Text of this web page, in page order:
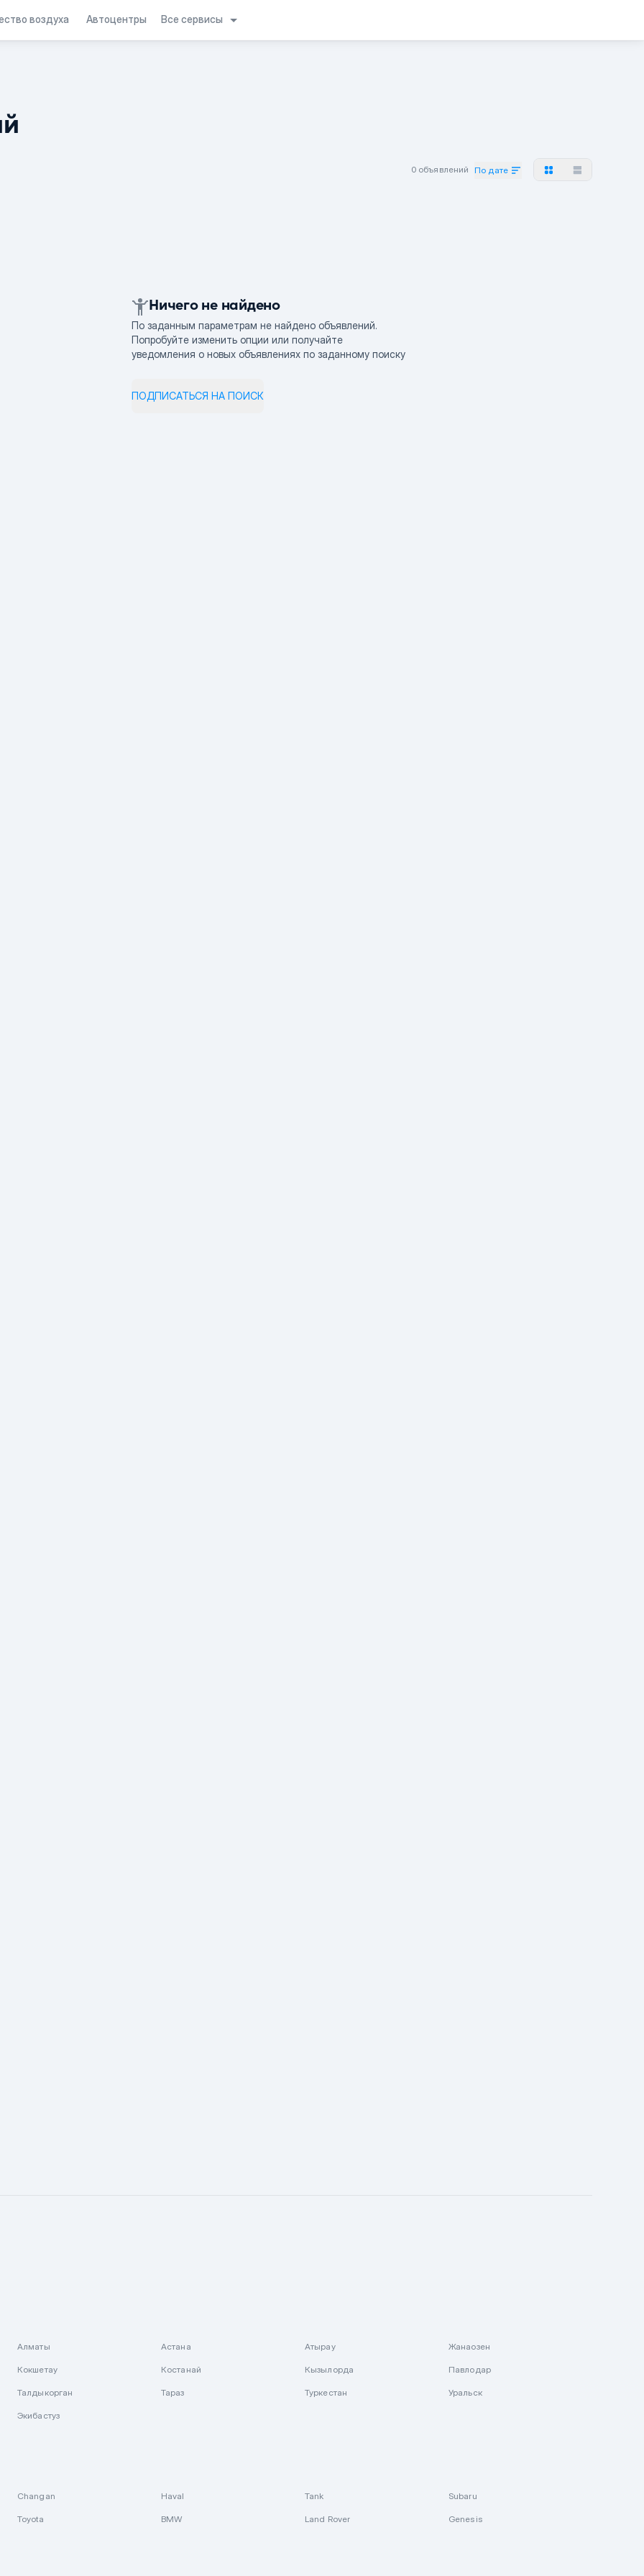
воздуха Автоцентры Все сервисы
0 объявлений По дате
Ничего не найдено
По заданным параметрам не найдено объявлений.
Попробуйте изменить опции или получайте
уведомления о новых объявлениях по заданному поиску
ПОДПИСАТЬСЯ НА ПОИСК
Алматы Астана Атырау Жанаозен
Кокшетау Костанай Кызылорда Павлодар
Талдыкорган Тараз Туркестан Уральск
Экибастуз
Changan Haval Tank Subaru
Toyota BMW Land Rover Genesis